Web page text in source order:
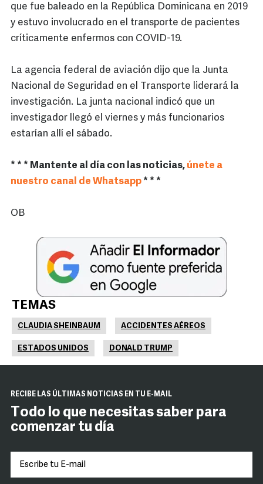
que fue baleado en la República Dominicana en 2019
y estuvo involucrado en el transporte de pacientes
críticamente enfermos con COVID-19.
La agencia federal de aviación dijo que la Junta
Nacional de Seguridad en el Transporte liderará la
investigación. La junta nacional indicó que un
investigador llegó el viernes y más funcionarios
estarían allí el sábado.
* * * Mantente al día con las noticias, únete a
nuestro canal de Whatsapp* * *
OB
TEMAS
CLAUDIA SHEINBAUM ACCIDENTES AÉREOS
ESTADOS UNIDOS DONALD TRUMP
RECIBE LAS ÚLTIMAS NOTICIAS EN TU E-MAIL
Todo lo que necesitas saber para
comenzar tu día